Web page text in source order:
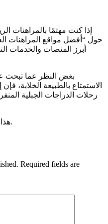
إذا كنت مهتمًا بالمراهنات
حول “أفضل مواقع المراهنات
أبرز المنصات والخدمات
بغض النظر عما تبحث
الاستمتاع بالطبيعة الخلابة،
رحلات الدراجات الجبلية
هذا المقال ممول من قبل جهة خارجية.
Required fields are